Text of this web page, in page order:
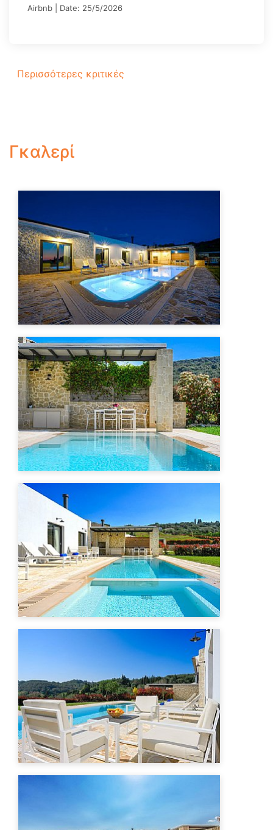
Airbnb | Date: 25/5/2026
Περισσότερες κριτικές
Γκαλερί